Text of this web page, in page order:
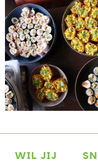
WIL JIJ